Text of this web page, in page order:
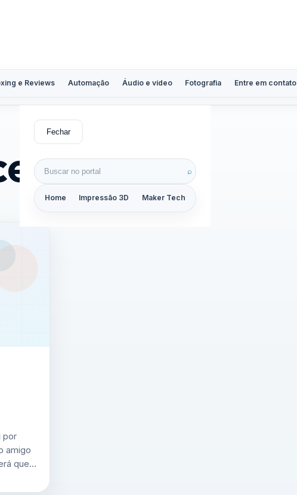
e Reviews Automação Áudio e vídeo Fotografia Entre em contato
Fechar
Buscar por: ⌕
Home Impressão 3D Maker Tech
2007
por
amigo
que…